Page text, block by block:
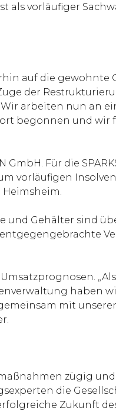
als vorläufiger
auf die gewohnte
der
arbeiten nun an
begonnen und wir
GmbH. Für die
vorläufigen
Gehälter sind
haben
mit
zügig und
die
Zukunft